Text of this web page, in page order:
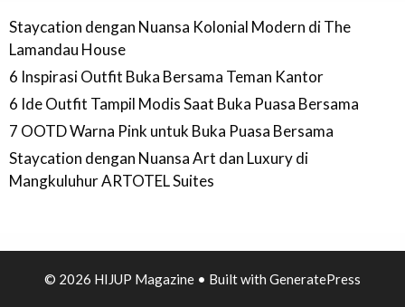
Staycation dengan Nuansa Kolonial Modern di The
Lamandau House
6 Inspirasi Outfit Buka Bersama Teman Kantor
6 Ide Outfit Tampil Modis Saat Buka Puasa Bersama
7 OOTD Warna Pink untuk Buka Puasa Bersama
Staycation dengan Nuansa Art dan Luxury di
Mangkuluhur ARTOTEL Suites
© 2026 HIJUP Magazine • Built with GeneratePress